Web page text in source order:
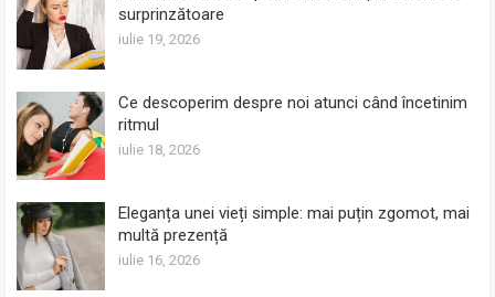
surprinzătoare
iulie 19, 2026
Ce descoperim despre noi atunci când încetinim
ritmul
iulie 18, 2026
Eleganța unei vieți simple: mai puțin zgomot, mai
multă prezență
iulie 16, 2026